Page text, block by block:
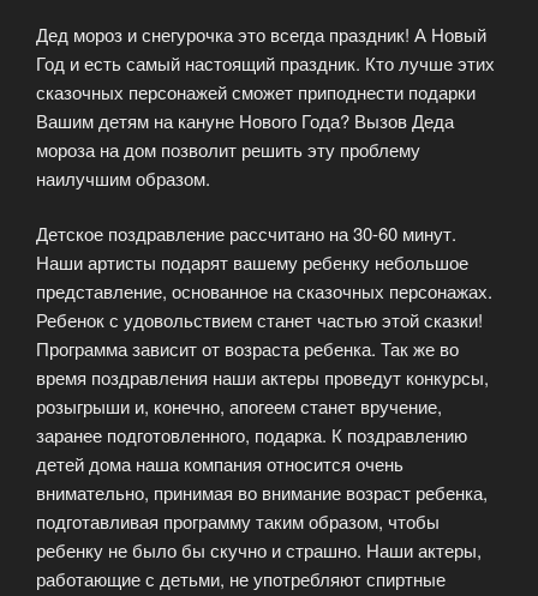
Дед мороз и снегурочка это всегда праздник! А Новый
Год и есть самый настоящий праздник. Кто лучше этих
сказочных персонажей сможет приподнести подарки
Вашим детям на кануне Нового Года? Вызов Деда
мороза на дом позволит решить эту проблему
наилучшим образом.
Детское поздравление рассчитано на 30-60 минут.
Наши артисты подарят вашему ребенку небольшое
представление, основанное на сказочных персонажах.
Ребенок с удовольствием станет частью этой сказки!
Программа зависит от возраста ребенка. Так же во
время поздравления наши актеры проведут конкурсы,
розыгрыши и, конечно, апогеем станет вручение,
заранее подготовленного, подарка. К поздравлению
детей дома наша компания относится очень
внимательно, принимая во внимание возраст ребенка,
подготавливая программу таким образом, чтобы
ребенку не было бы скучно и страшно. Наши актеры,
работающие с детьми, не употребляют спиртные